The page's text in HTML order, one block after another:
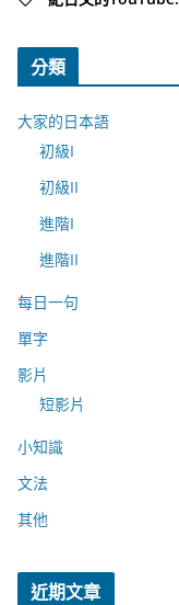
分類
大家的日本語
初級I
初級II
進階I
進階II
每日一句
單字
影片
短影片
小知識
文法
其他
近期文章